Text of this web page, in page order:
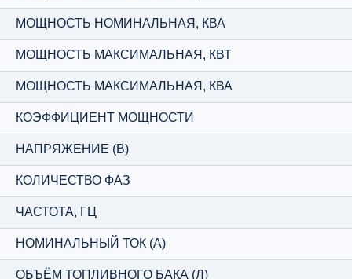
МОЩНОСТЬ НОМИНАЛЬНАЯ, КВА
МОЩНОСТЬ МАКСИМАЛЬНАЯ, КВТ
МОЩНОСТЬ МАКСИМАЛЬНАЯ, КВА
КОЭФФИЦИЕНТ МОЩНОСТИ
НАПРЯЖЕНИЕ (В)
КОЛИЧЕСТВО ФАЗ
ЧАСТОТА, ГЦ
НОМИНАЛЬНЫЙ ТОК (А)
ОБЪЁМ ТОПЛИВНОГО БАКА (Л)